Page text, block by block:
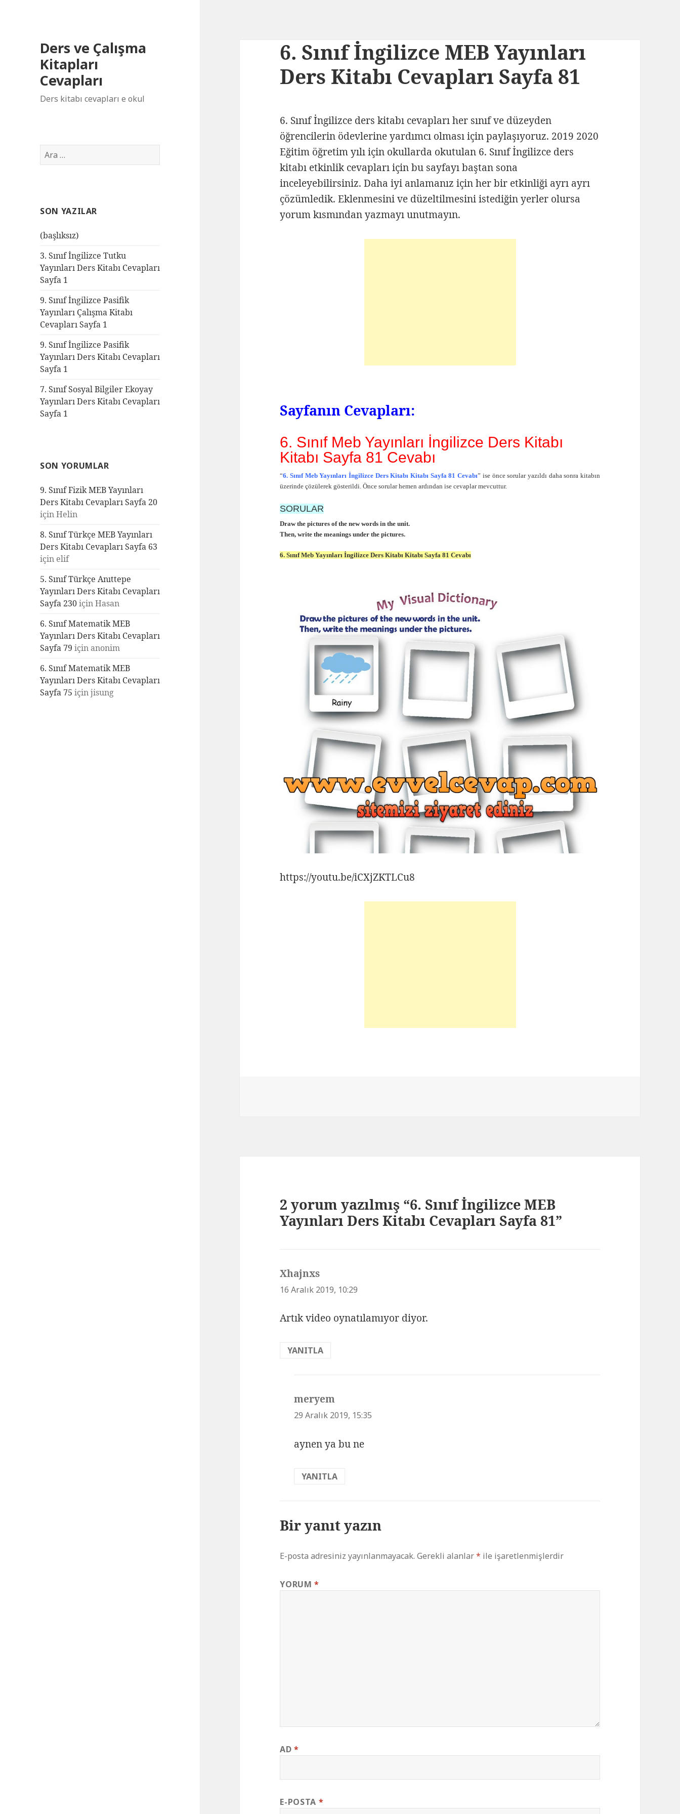
Ders ve Çalışma
Kitapları
Cevapları
Ders kitabı cevapları e okul
Arama:
SON YAZILAR
(başlıksız)
3. Sınıf İngilizce Tutku
Yayınları Ders Kitabı Cevapları
Sayfa 1
9. Sınıf İngilizce Pasifik
Yayınları Çalışma Kitabı
Cevapları Sayfa 1
9. Sınıf İngilizce Pasifik
Yayınları Ders Kitabı Cevapları
Sayfa 1
7. Sınıf Sosyal Bilgiler Ekoyay
Yayınları Ders Kitabı Cevapları
Sayfa 1
SON YORUMLAR
9. Sınıf Fizik MEB Yayınları
Ders Kitabı Cevapları Sayfa 20
içinHelin
8. Sınıf Türkçe MEB Yayınları
Ders Kitabı Cevapları Sayfa 63
için elif
5. Sınıf Türkçe Anıttepe
Yayınları Ders Kitabı Cevapları
Sayfa 230içinHasan
6. Sınıf Matematik MEB
Yayınları Ders Kitabı Cevapları
Sayfa 79 için anonim
6. Sınıf Matematik MEB
Yayınları Ders Kitabı Cevapları
Sayfa 75 içinjisung
6. Sınıf İngilizce MEB Yayınları
Ders Kitabı Cevapları Sayfa 81
6. Sınıf İngilizce ders kitabı cevapları her sınıf ve düzeyden
öğrencilerin ödevlerine yardımcı olması için paylaşıyoruz. 2019 2020
Eğitim öğretim yılı için okullarda okutulan 6. Sınıf İngilizce ders
kitabı etkinlik cevapları için bu sayfayı baştan sona
inceleyebilirsiniz. Daha iyi anlamanız için her bir etkinliği ayrı ayrı
çözümledik. Eklenmesini ve düzeltilmesini istediğin yerler olursa
yorum kısmından yazmayı unutmayın.
Sayfanın Cevapları:
6. Sınıf Meb Yayınları İngilizce Ders Kitabı
Kitabı Sayfa 81 Cevabı
“6. Sınıf Meb Yayınları İngilizce Ders Kitabı Kitabı Sayfa 81 Cevabı” ise önce sorular yazıldı daha sonra kitabın
üzerinde çözülerek gösterildi. Önce sorular hemen ardından ise cevaplar mevcuttur.
SORULAR
Draw the pictures of the new words in the unit.
Then, write the meanings under the pictures.
6. Sınıf Meb Yayınları İngilizce Ders Kitabı Kitabı Sayfa 81 Cevabı
https://youtu.be/iCXjZKTLCu8
2 yorum yazılmış “6. Sınıf İngilizce MEB
Yayınları Ders Kitabı Cevapları Sayfa 81”
Xhajnxs
ki:
16 Aralık 2019, 10:29
Artık video oynatılamıyor diyor.
YANITLA
meryem
ki:
29 Aralık 2019, 15:35
aynen ya bu ne
YANITLA
Bir yanıt yazın
E-posta adresiniz yayınlanmayacak. Gerekli alanlar* ile işaretlenmişlerdir
YORUM*
AD*
E-POSTA *